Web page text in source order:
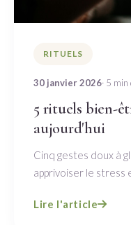
RITUELS
30 janvier 2026· 5
5 rituels bien-
aujourd'hui
Cinq gestes doux à
apprivoiser le
Lire l'article